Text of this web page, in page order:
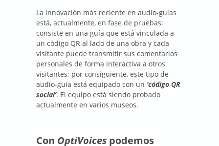
La innovación más reciente en audio-guías
está, actualmente, en fase de pruebas:
consiste en una guía que está vinculada a
un código QR al lado de una obra y cada
visitante puede transmitir sus comentarios
personales de forma interactiva a otros
visitantes; por consiguiente, este tipo de
audio-guía está equipado con un ‘código QR
social’. El equipo está siendo probado
actualmente en varios museos.
Con OptiVoices podemos